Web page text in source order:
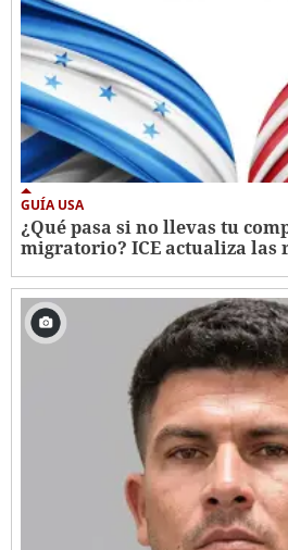
GUÍA USA
¿Qué pasa si no llevas tu
migratorio? ICE actualiza las